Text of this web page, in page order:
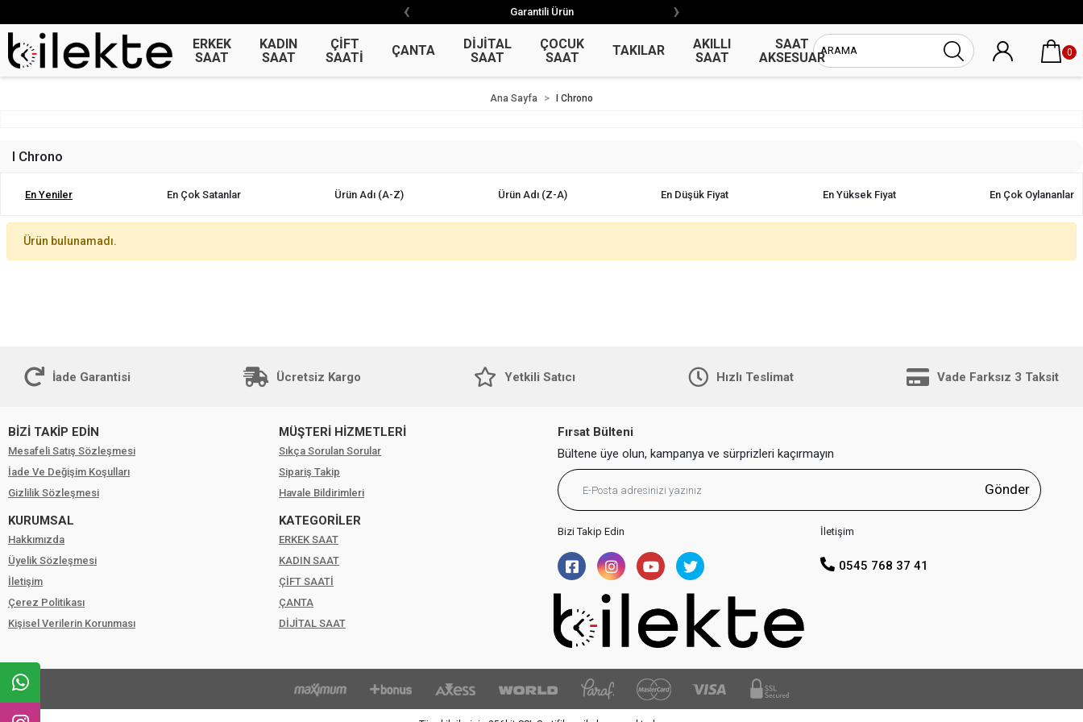
Garantili Ürün
‹ ›
ERKEK
SAAT
KADIN
SAAT
ÇİFT
SAATİ
ÇANTA
DİJİTAL
SAAT
ÇOCUK
SAAT
TAKILAR
AKILLI
SAAT
SAAT
AKSESUAR
UNİSEX
0
Garantili Ürün
‹ ›
Ana Sayfa I Chrono
I Chrono
En Yeniler En Çok Satanlar Ürün Adı (A-Z) Ürün Adı (Z-A) En Düşük Fiyat En Yüksek Fiyat En Çok Oylananlar
Ürün bulunamadı.
İade Garantisi Ücretsiz Kargo Yetkili Satıcı Hızlı Teslimat Vade Farksız 3 Taksit
BİZİ TAKİP EDİN
Mesafeli Satış Sözleşmesi
İade Ve Değişim Koşulları
Gizlilik Sözleşmesi
KURUMSAL
Hakkımızda
Üyelik Sözleşmesi
İletişim
Çerez Politikası
Kişisel Verilerin Korunması
MÜŞTERİ HİZMETLERİ
Sıkça Sorulan Sorular
Sipariş Takip
Havale Bildirimleri
KATEGORİLER
ERKEK SAAT
KADIN SAAT
ÇİFT SAATİ
ÇANTA
DİJİTAL SAAT
Fırsat Bülteni
Bültene üye olun, kampanya ve sürprizleri kaçırmayın
Gönder
Bizi Takip Edin İletişim
0545 768 37 41